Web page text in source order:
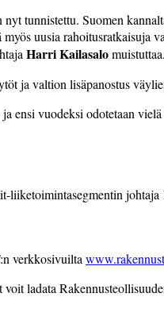
tunnistettu. Suomen
uusia rahoitusratkaisuja
Harri Kailasalomuistuttaa.
ja valtion lisäpanostus
ensi vuodeksi odotetaan
liiketoimintasegmentin
verkkosivuilta
ladata